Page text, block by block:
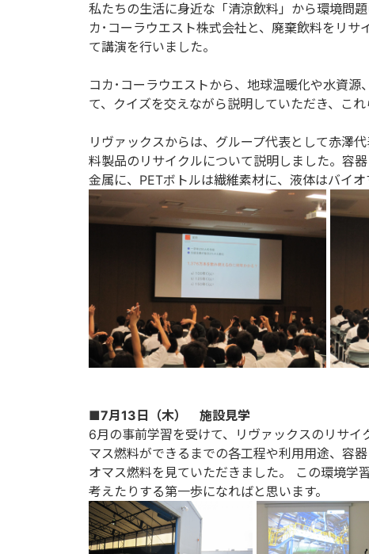
私たちの生活に身近な「清涼飲料」から環境問
カ･コーラウエスト株式会社と、廃棄飲料をリ
て講演を行いました。
コカ･コーラウエストから、地球温暖化や水資
て、クイズを交えながら説明していただき、こ
リヴァックスからは、グループ代表として赤澤
料製品のリサイクルについて説明しました。容
金属に、PETボトルは繊維素材に、液体はバイ
■7月13日（木） 施設見学
6月の事前学習を受けて、リヴァックスのリサ
マス燃料ができるまでの各工程や利用用途、容
オマス燃料を見ていただきました。 この環境学
考えたりする第一歩になればと思います。